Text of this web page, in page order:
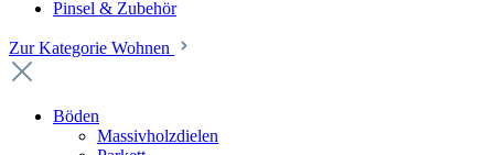
Pinsel & Zubehör
Zur Kategorie Wohnen
Böden
Massivholzdielen